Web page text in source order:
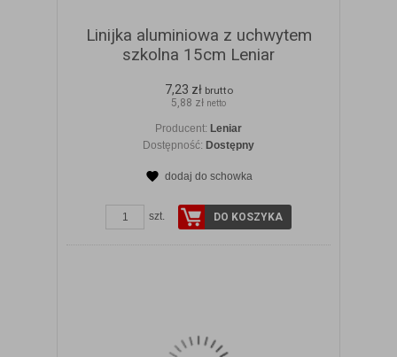
Linijka aluminiowa z uchwytem
szkolna 15cm Leniar
7,23 zł brutto
5,88 zł netto
Producent: Leniar
Dostępność: Dostępny
dodaj do schowka
szt. DO KOSZYKA